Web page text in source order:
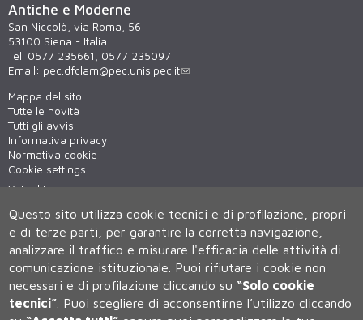
Antiche e Moderne
San Niccolò, via Roma, 56
53100 Siena - Italia
Tel. 0577 235661, 0577 235097
Email: pec.dfclam@pec.unisipec.it
Mappa del sito
Tutte le novità
Tutti gli avvisi
Informativa privacy
Normativa cookie
Cookie settings
Virtual tour
Questo sito utilizza cookie tecnici e di profilazione, propri
e di terze parti, per garantire la corretta navigazione,
analizzare il traffico e misurare l'efficacia delle attività di
comunicazione istituzionale. Puoi rifiutare i cookie non
necessari e di profilazione cliccando su “Solo cookie
tecnici” Puoi scegliere di acconsentirne l’utilizzo cliccando